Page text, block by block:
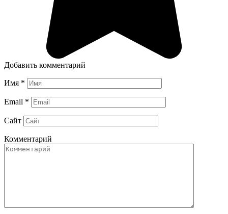
Добавить комментарий
Имя *
Email *
Сайт
Комментарий